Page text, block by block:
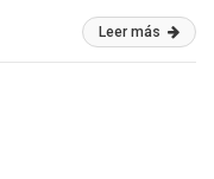
Leer más